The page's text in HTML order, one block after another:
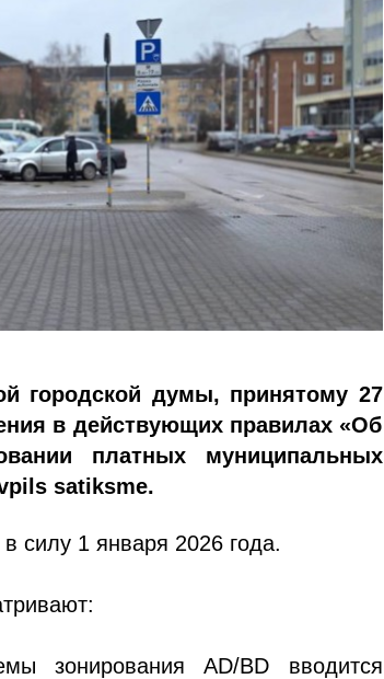
городской думы, принятому 27
в действующих правилах «Об
платных муниципальных
satiksme.
в силу 1 января 2026 года.
зонирования AD/BD вводится